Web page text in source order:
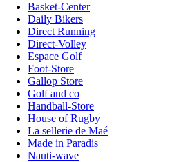
Basket-Center
Daily Bikers
Direct Running
Direct-Volley
Espace Golf
Foot-Store
Gallop Store
Golf and co
Handball-Store
House of Rugby
La sellerie de Maé
Made in Paradis
Nauti-wave